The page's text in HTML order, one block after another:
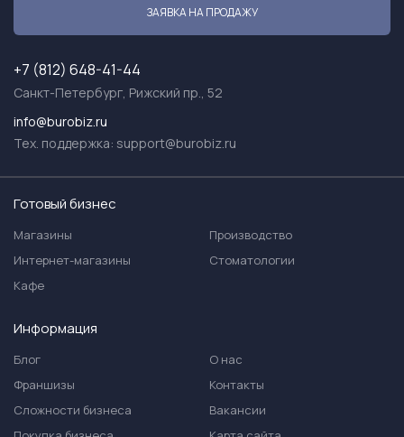
ЗАЯВКА НА ПРОДАЖУ
+7 (812) 648-41-44
Санкт-Петербург, Рижский пр., 52
info@burobiz.ru
Тех. поддержка: support@burobiz.ru
Готовый бизнес
Магазины
Интернет-магазины
Кафе
Производство
Стоматологии
Информация
Блог
Франшизы
Сложности бизнеса
О нас
Контакты
Вакансии